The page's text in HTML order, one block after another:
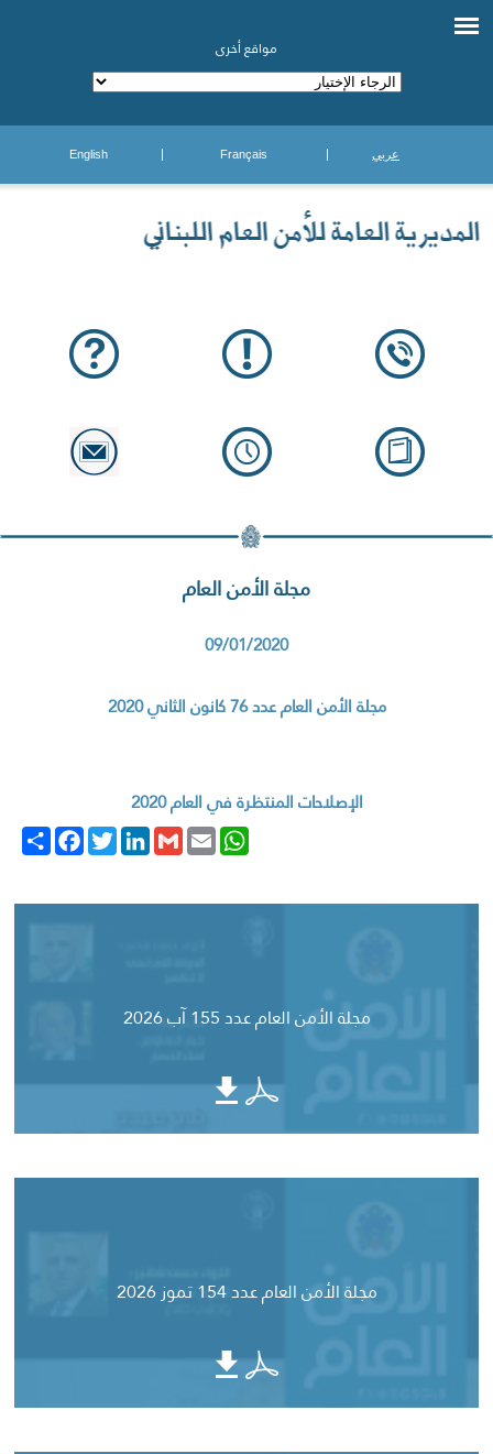
مواقع أخرى
عربي Français
English
مجلة الأمن العام
09/01/2020
مجلة الأمن العام عدد 76 كانون الثاني 2020
الإصلاحات المنتظرة في العام 2020
Share
FacebookTwitter
LinkedInGmailEmail
WhatsApp
مجلة الأمن العام عدد 155 آب 2026
مجلة الأمن العام عدد 154 تموز 2026